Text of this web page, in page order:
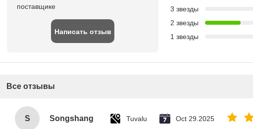
поставщике
Написать отзыв
3 звезды
2 звезды
1 звезды
Все отзывы
S Songshang Tuvalu Oct 29.2025